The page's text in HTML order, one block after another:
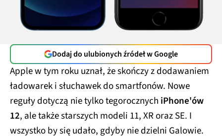
Dodaj do ulubionych źródeł w Google
Apple w tym roku uznał, że skończy z dodawaniem
ładowarek i słuchawek do smartfonów. Nowe
reguły dotyczą nie tylko tegorocznych iPhone'ów
12, ale także starszych modeli 11, XR oraz SE. I
wszystko by się udało, gdyby nie dzielni Galowie.